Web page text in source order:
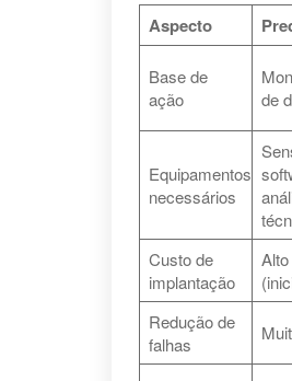
Aspecto
Base de
ação
de
Equipamentos
necessários
Custo de
implantação
Alto
Redução de
falhas